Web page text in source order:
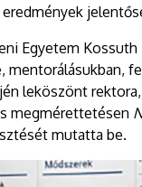
Egyetem
mentorálásukban,
leköszönt
megmérettetésen
mutatta be.